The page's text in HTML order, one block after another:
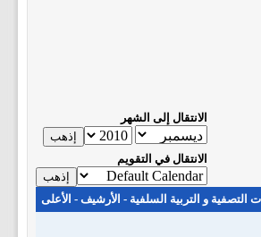
الانتقال إلى الشهر
الانتقال في التقويم
التصفية و التربية السلفية - الأرشيف - الأعلى